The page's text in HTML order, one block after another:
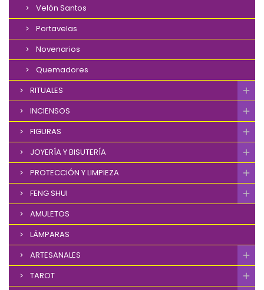
Velón Santos
Portavelas
Novenarios
Quemadores
RITUALES
INCIENSOS
FIGURAS
JOYERÍA Y BISUTERÍA
PROTECCIÓN Y LIMPIEZA
FENG SHUI
AMULETOS
LÁMPARAS
ARTESANALES
TAROT